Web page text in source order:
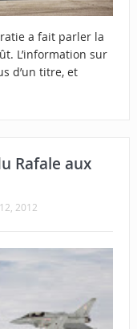
a fait parler la
L’information sur
d’un titre, et
Rafale aux
2012